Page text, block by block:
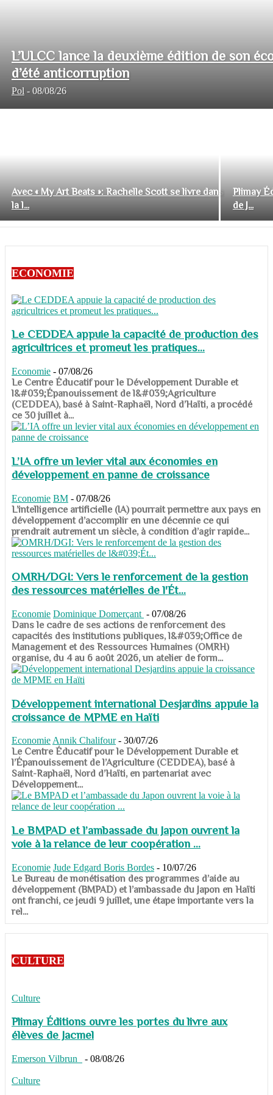
L’ULCC lance la deuxième édition de son
d’été anticorruption
Pol - 08/08/26
Avec « My Art Beats »: Rachelle Scott se livre dans
la l...
Plimay
de J...
ECONOMIE
Le CEDDEA appuie la capacité de production des
agricultrices et promeut les pratiques...
Economie - 07/08/26
​​​​​​​Le Centre Éducatif pour le Développement Durable et
l&#039;Épanouissement de l&#039;Agriculture
(CEDDEA), basé à Saint-Raphaël, Nord d’Haïti, a procédé
ce 30 juillet à...
L’IA offre un levier vital aux économies en
développement en panne de croissance
Economie BM - 07/08/26
​​​​​​​L’intelligence artificielle (IA) pourrait permettre aux pays en
développement d’accomplir en une décennie ce qui
prendrait autrement un siècle, à condition d’agir rapide...
OMRH/DGI: Vers le renforcement de la gestion
des ressources matérielles de l'Ét...
Economie Dominique Domerçant - 07/08/26
Dans le cadre de ses actions de renforcement des
capacités des institutions publiques, l&#039;Office de
Management et des Ressources Humaines (OMRH)
organise, du 4 au 6 août 2026, un atelier de form...
Développement international Desjardins appuie la
croissance de MPME en Haïti
Economie Annik Chalifour - 30/07/26
​​​​​​​Le Centre Éducatif pour le Développement Durable et
l’Épanouissement de l’Agriculture (CEDDEA), basé à
Saint-Raphaël, Nord d’Haïti, en partenariat avec
Développement...
Le BMPAD et l’ambassade du Japon ouvrent la
voie à la relance de leur coopération ...
Economie Jude Edgard Boris Bordes - 10/07/26
​​​​​​​Le Bureau de monétisation des programmes d’aide au
développement (BMPAD) et l’ambassade du Japon en Haïti
ont franchi, ce jeudi 9 juillet, une étape importante vers la
rel...
CULTURE
Culture
Plimay Éditions ouvre les portes du livre aux
élèves de Jacmel
Emerson Vilbrun - 08/08/26
Culture